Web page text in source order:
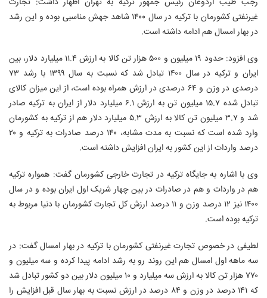
غیرنفتی کشورمان با ترکیه در سال ۱۴۰۰ شاهد جهش مناسبی بوده و این رشد
در بهار امسال هم ادامه داشته است.
وی افزود: حدود ۱۹ میلیون و ۵۰۰ هزار تن کالا به ارزش ۱۱.۴ میلیارد دلار، بین
ایران و ترکیه در سال ۱۴۰۰ تبادل شد که نسبت به سال ۱۳۹۹ با رشد ۷۳
درصدی در وزن و ۶۴ درصدی در ارزش همراه بوده است، از این میزان کالای
تبادل شده ۱۵.۷ میلیون تن به ارزش ۶.۱ میلیارد دلار از ایران به ترکیه صادر
شد و ۳.۷ میلیون تن کالا به ارزش ۵.۳ میلیارد دلار هم از ترکیه به کشورمان
وارد شده است که نسبت به مدت مشابه، ۱۴۰ درصد صادرات به ترکیه و ۲۰
درصد واردات از این کشور به ایران افزایش داشته است.
وی با اشاره به جایگاه ترکیه در تجارت خارجی کشورمان گفت: همواره ترکیه
هم در واردات و هم در صادرات در بین چهار شریک اول ایران بوده و در سال
۱۴۰۰ نیز ۱۲ درصد وزن و ۱۱ درصد ارزش کل تجارت کشورمان با دنیا مربوط به
ترکیه بوده است.
لطیفی در خصوص تجارت غیرنفتی کشورمان با ترکیه در بهار امسال گفت: در
سه ماهه اول امسال هم این روند رو به رشد ادامه پیدا کرده و سه میلیون و
۷۷۰ هزار تن کالا به ارزش سه میلیارد و ۱۰ میلیون دلار بین دو کشور تبادل شد
که ۱۴۱ درصد در وزن و ۸۴ درصد در ارزش نسبت به بهار سال قبل افزایش را